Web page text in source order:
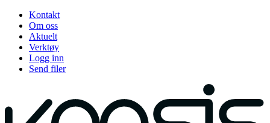
Kontakt
Om oss
Aktuelt
Verktøy
Logg inn
Send filer